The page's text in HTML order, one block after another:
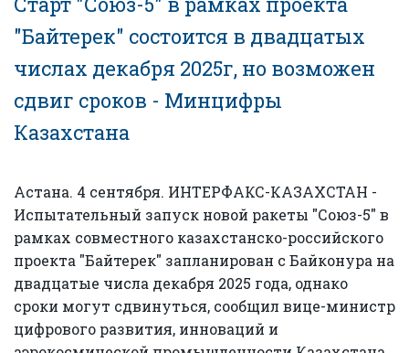
"Байтерек" состоится в двадцатых
числах декабря 2025г, но возможен
сдвиг сроков - Минцифры
Казахстана
Астана. 4 сентября. ИНТЕРФАКС-КАЗАХСТАН -
Испытательный запуск новой ракеты "Союз-5" в
рамках совместного казахстанско-российского
проекта "Байтерек" запланирован с Байконура на
двадцатые числа декабря 2025 года, однако
сроки могут сдвинуться, сообщил вице-министр
цифрового развития, инноваций и